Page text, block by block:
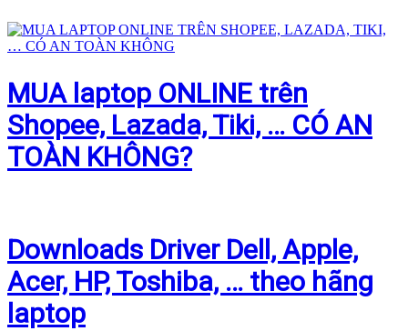
MUA laptop ONLINE trên
Shopee, Lazada, Tiki, … CÓ AN
TOÀN KHÔNG?
Downloads Driver Dell, Apple,
Acer, HP, Toshiba, … theo hãng
laptop